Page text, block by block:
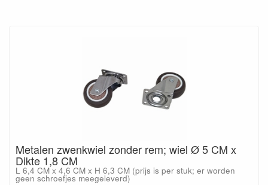
Metalen zwenkwiel zonder rem; wiel Ø 5 CM x
Dikte 1,8 CM
L 6,4 CM x 4,6 CM x H 6,3 CM (prijs is per stuk; er worden
geen schroefjes meegeleverd)